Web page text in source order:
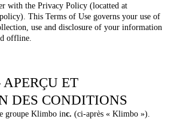
with the Privacy Policy (locatted at
This Terms of Use governs your use of
use and disclosure of your information
offline.
ET
DES CONDITIONS
groupe Klimbo inc. (ci-après « Klimbo »).